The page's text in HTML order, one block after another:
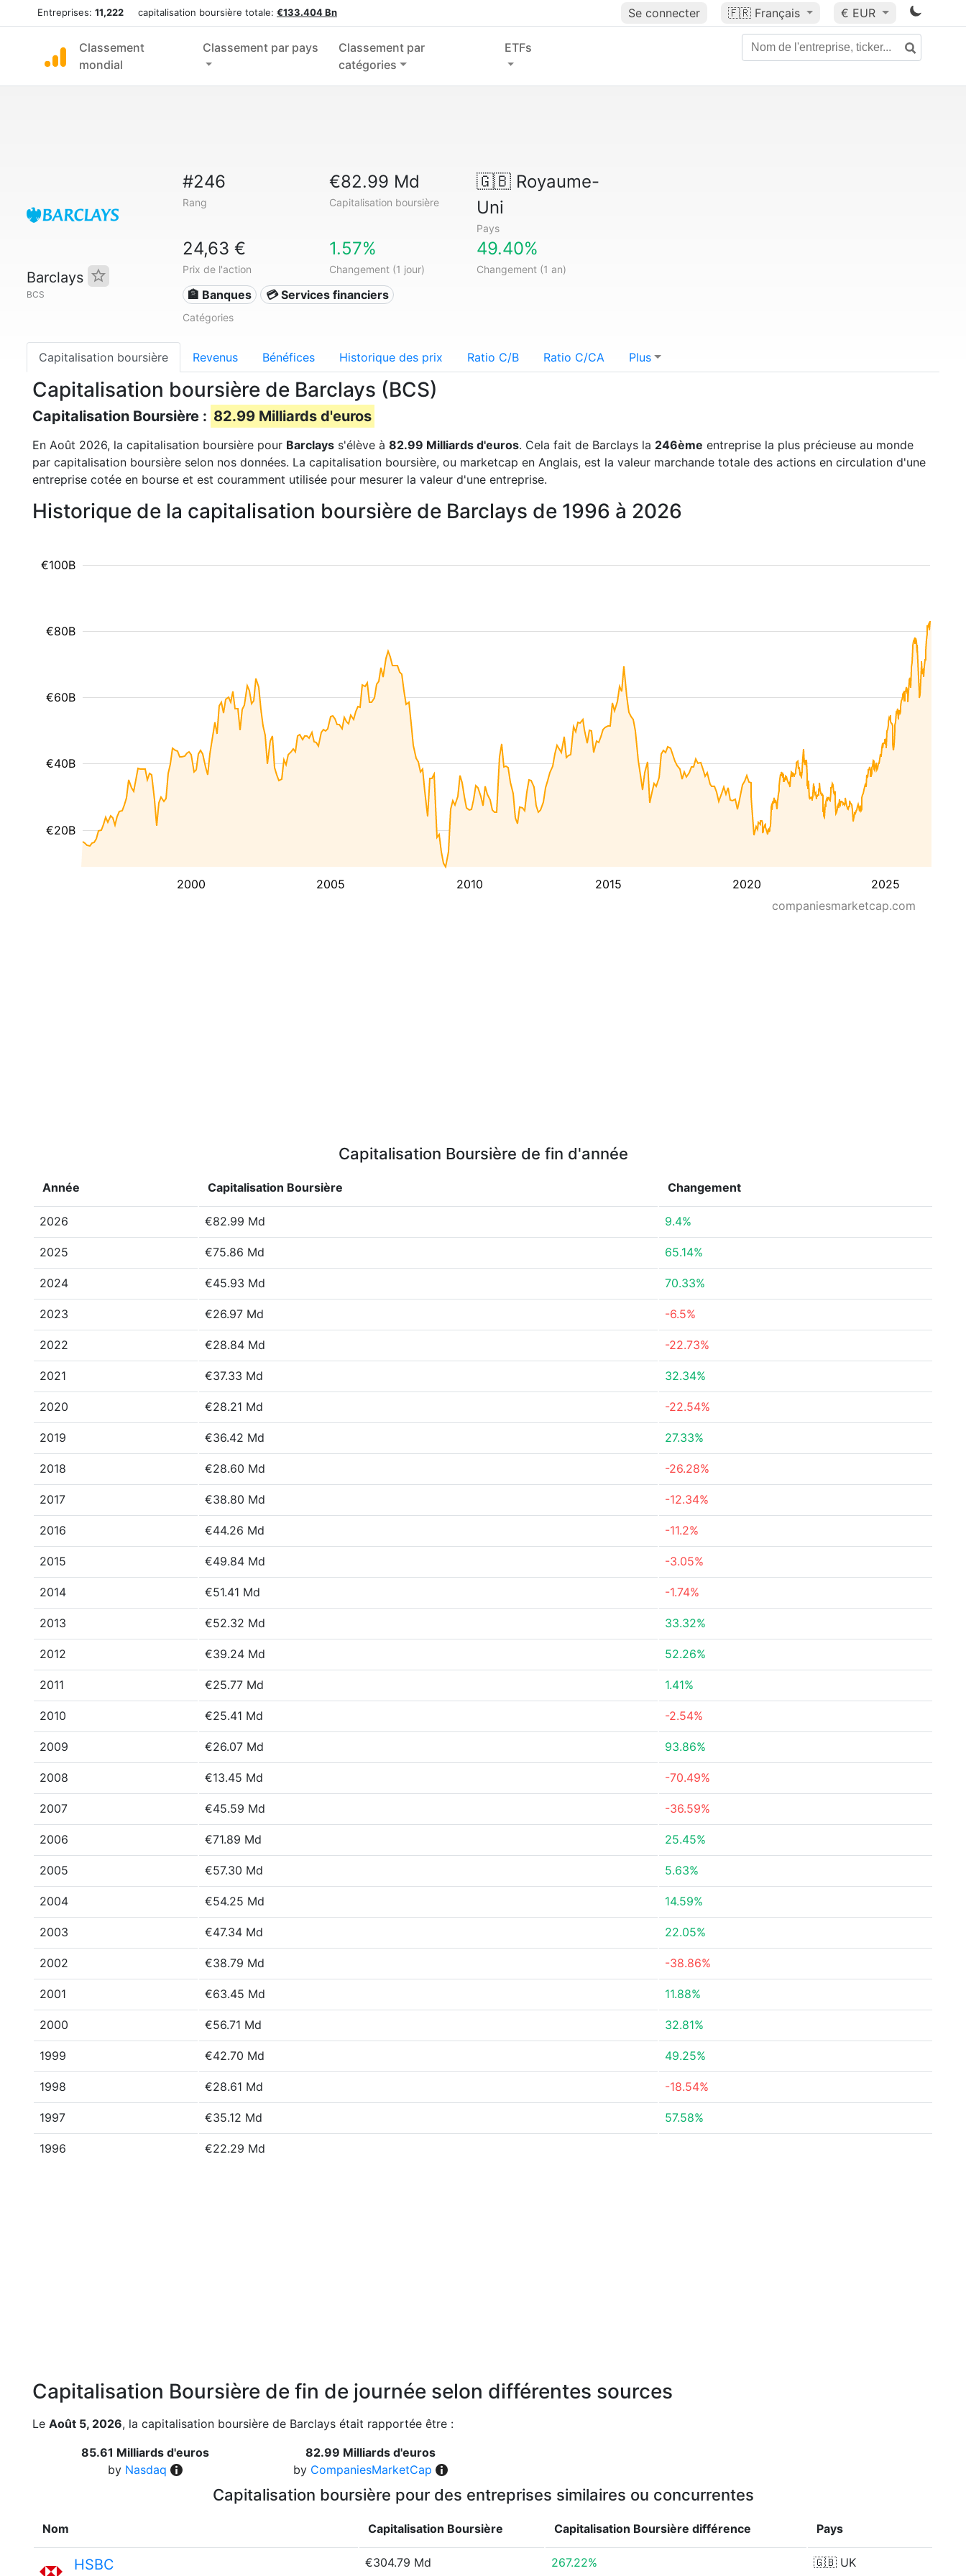
Entreprises: 11,222 capitalisation boursière totale: €133.404 Bn Se connecter 🇫🇷 Français € EUR
Classement
mondial
Classement par pays
Classement par
catégories
ETFs
Barclays
BCS
#246
Rang
€82.99 Md
Capitalisation boursière
🇬🇧Royaume-
Uni
Pays
24,63 €
Prix de l'action
1.57%
Changement (1 jour)
49.40%
Changement (1 an)
🏦 Banques 💳 Services financiers
Catégories
Capitalisation boursière Revenus Bénéfices Historique des prix Ratio C/B Ratio C/CA Plus
Capitalisation boursière de Barclays (BCS)
Capitalisation Boursière : 82.99 Milliards d'euros
En Août 2026, la capitalisation boursière pour Barclays s'élève à 82.99 Milliards d'euros. Cela fait de Barclays la 246ème entreprise la plus précieuse au monde
par capitalisation boursière selon nos données. La capitalisation boursière, ou marketcap en Anglais, est la valeur marchande totale des actions en circulation d'une
entreprise cotée en bourse et est couramment utilisée pour mesurer la valeur d'une entreprise.
Historique de la capitalisation boursière de Barclays de 1996 à 2026
2000 2005 2010 2015 2020 2025
€20B
€40B
€60B
€80B
€100B
companiesmarketcap.com
Capitalisation Boursière de fin d'année
Année Capitalisation Boursière Changement
2026 €82.99 Md 9.4%
2025 €75.86 Md 65.14%
2024 €45.93 Md 70.33%
2023 €26.97 Md -6.5%
2022 €28.84 Md -22.73%
2021 €37.33 Md 32.34%
2020 €28.21 Md -22.54%
2019 €36.42 Md 27.33%
2018 €28.60 Md -26.28%
2017 €38.80 Md -12.34%
2016 €44.26 Md -11.2%
2015 €49.84 Md -3.05%
2014 €51.41 Md -1.74%
2013 €52.32 Md 33.32%
2012 €39.24 Md 52.26%
2011 €25.77 Md 1.41%
2010 €25.41 Md -2.54%
2009 €26.07 Md 93.86%
2008 €13.45 Md -70.49%
2007 €45.59 Md -36.59%
2006 €71.89 Md 25.45%
2005 €57.30 Md 5.63%
2004 €54.25 Md 14.59%
2003 €47.34 Md 22.05%
2002 €38.79 Md -38.86%
2001 €63.45 Md 11.88%
2000 €56.71 Md 32.81%
1999 €42.70 Md 49.25%
1998 €28.61 Md -18.54%
1997 €35.12 Md 57.58%
1996 €22.29 Md
Capitalisation Boursière de fin de journée selon différentes sources
Le Août 5, 2026, la capitalisation boursière de Barclays était rapportée être :
85.61 Milliards d'euros
by Nasdaq
82.99 Milliards d'euros
by CompaniesMarketCap
Capitalisation boursière pour des entreprises similaires ou concurrentes
Nom Capitalisation Boursière Capitalisation Boursière différence Pays
HSBC €304.79 Md 267.22% 🇬🇧 UK